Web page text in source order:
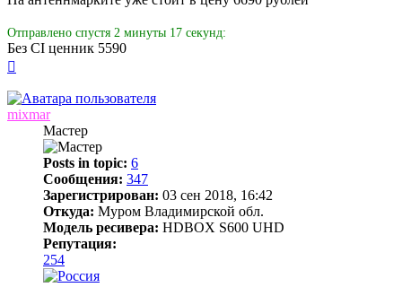
Отправлено спустя 2 минуты 17 секунд:
Без CI ценник 5590
началу
mixmar
Мастер
Posts in topic: 6
Сообщения: 347
Зарегистрирован: 03 сен 2018, 16:42
Откуда: Муром Владимирской обл.
Модель ресивера: HDBOX S600 UHD
Репутация:
254